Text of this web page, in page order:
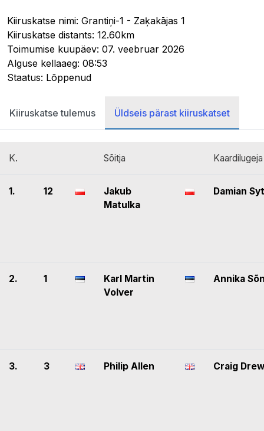
Kiiruskatse nimi: Grantiņi-1 - Zaķakājas 1
Kiiruskatse distants: 12.60km
Toimumise kuupäev: 07. veebruar 2026
Alguse kellaaeg: 08:53
Staatus: Lõppenud
Kiiruskatse tulemus Üldseis pärast kiiruskatset
K. Sõitja Kaardilugeja
1. 12
Jakub
Matulka
Damian
2. 1
Karl Martin
Volver
Annika
3. 3 Philip Allen Craig Drew